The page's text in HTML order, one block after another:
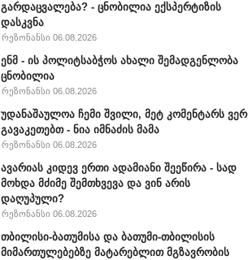
გარდაცვალება? - ცნობილია ექსპერტიზის
დასკვნა
რეზონანსი 06.08.2026
ენმ - ის პოლიტსაბჭოს ახალი შემადგენლობა
ცნობილია
რეზონანსი 06.08.2026
უდანაშაულოა ჩემი შვილი, მეტ კომენტარს ვერ
გავაკეთებთ - ნია იმნაძის მამა
რეზონანსი 06.08.2026
ავარიას კიდევ ერთი ადამიანი შეეწირა - სად
მოხდა მძიმე შემთხვევა და ვინ არის
დაღუპული?
რეზონანსი 06.08.2026
თბილისი-ბათუმისა და ბათუმი-თბილისის
მიმართულებებზე მატარებლით მგზავრობის